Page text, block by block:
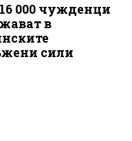
000 чужденци
в
сили